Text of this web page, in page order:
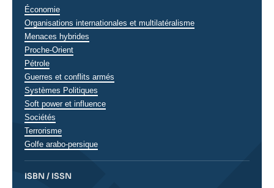
Thématiques
analyses
Économie
Organisations internationales et multilatéralisme
Menaces hybrides
Proche-Orient
Pétrole
Guerres et conflits armés
Systèmes Politiques
Soft power et influence
Sociétés
Terrorisme
Régions
Golfe arabo-persique
ISBN / ISSN